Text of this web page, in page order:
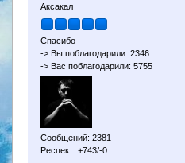
Аксакал
Спасибо
-> Вы поблагодарили: 2346
-> Вас поблагодарили: 5755
Сообщений: 2381
Респект: +743/-0